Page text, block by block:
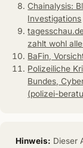
Chainalysis:
Investigations
zahlt wohl
BaFin,
Polizeiliche
Bundes,
(polizei-
Hinweis: Dieser